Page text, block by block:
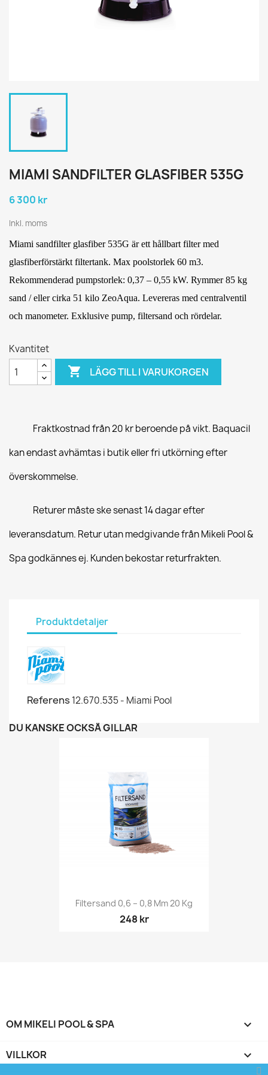
MIAMI SANDFILTER GLASFIBER 535G
6 300 kr
Inkl. moms
Miami sandfilter glasfiber 535G är ett hållbart filter med
glasfiberförstärkt filtertank. Max poolstorlek 60 m3.
Rekommenderad pumpstorlek: 0,37 – 0,55 kW. Rymmer 85 kg
sand / eller cirka 51 kilo ZeoAqua. Levereras med centralventil
och manometer. Exklusive pump, filtersand och rördelar.
Kvantitet
 LÄGG TILL I VARUKORGEN
Fraktkostnad från 20 kr beroende på vikt. Baquacil
kan endast avhämtas i butik eller fri utkörning efter
överskommelse.
Returer måste ske senast 14 dagar efter
leveransdatum. Retur utan medgivande från Mikeli Pool &
Spa godkännes ej. Kunden bekostar returfrakten.
Produktdetaljer
Referens 12.670.535 - Miami Pool
DU KANSKE OCKSÅ GILLAR
Filtersand 0,6 – 0,8 Mm 20 Kg
248 kr
OM MIKELI POOL & SPA 
VILLKOR 